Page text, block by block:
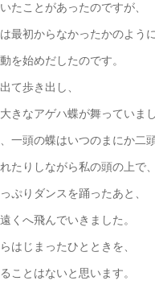
とがあったのですが、
からなかったかのように
したのです。
出し、
アゲハ蝶が舞っていまし
の蝶はいつのまにか二頭
ながら私の頭の上で、
ンスを踊ったあと、
んでいきました。
ったひとときを、
ないと思います。